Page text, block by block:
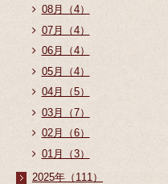
08月（4）
07月（4）
06月（4）
05月（4）
04月（5）
03月（7）
02月（6）
01月（3）
2025年（111）